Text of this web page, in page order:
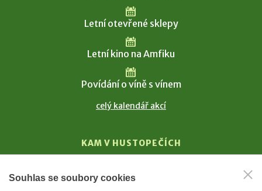
Letní otevřené sklepy
Letní kino na Amfiku
Povídání o víně s vínem
celý kalendář akcí
KAM V HUSTOPEČÍCH
T. G. Masaryk
Souhlas se soubory cookies